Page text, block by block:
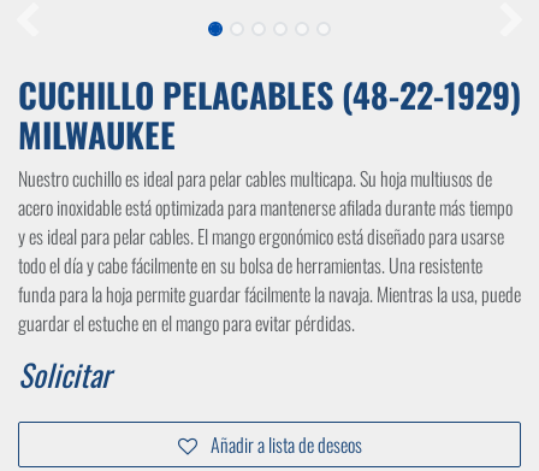
CUCHILLO PELACABLES (48-22-1929)
MILWAUKEE
Nuestro cuchillo es ideal para pelar cables multicapa. Su hoja multiusos de
acero inoxidable está optimizada para mantenerse afilada durante más tiempo
y es ideal para pelar cables. El mango ergonómico está diseñado para usarse
todo el día y cabe fácilmente en su bolsa de herramientas. Una resistente
funda para la hoja permite guardar fácilmente la navaja. Mientras la usa, puede
guardar el estuche en el mango para evitar pérdidas.
Solicitar
Añadir a lista de deseos